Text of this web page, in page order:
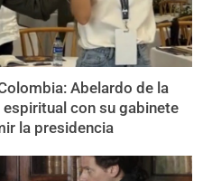
Abelardo de la
con su gabinete
la presidencia